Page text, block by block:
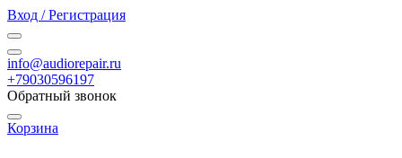
Вход / Регистрация
info@audiorepair.ru
+79030596197
Обратный звонок
Корзина